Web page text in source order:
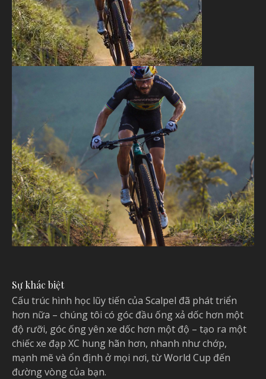
Sự khác biệt
Cấu trúc hình học lũy tiến của Scalpel đã phát triển
hơn nữa – chúng tôi có góc đầu ống xả dốc hơn một
độ rưỡi, góc ống yên xe dốc hơn một độ – tạo ra một
chiếc xe đạp XC hung hãn hơn, nhanh như chớp,
mạnh mẽ và ổn định ở mọi nơi, từ World Cup đến
đường vòng của bạn.